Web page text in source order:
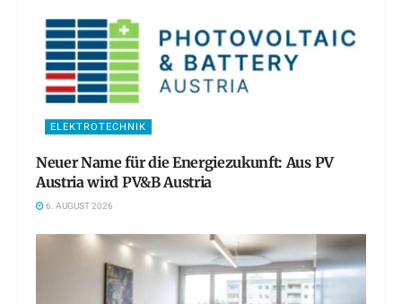
ELEKTROTECHNIK
Neuer Name für die Energiezukunft: Aus PV
Austria wird PV&B Austria
6. AUGUST 2026